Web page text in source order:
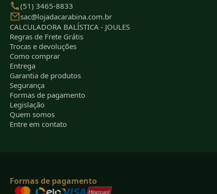
(51) 3465-8833
sac@lojadacarabina.com.br
CALCULADORA BALÍSTICA - JOULES
Regras de Frete Grátis
Trocas e devoluções
Como comprar
Entrega
Garantia de produtos
Segurança
Formas de pagamento
Legislação
Quem somos
Entre em contato
Formas de pagamento